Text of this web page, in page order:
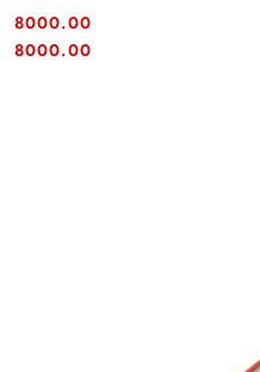
Cena:
8000.00
Cena:
8000.00